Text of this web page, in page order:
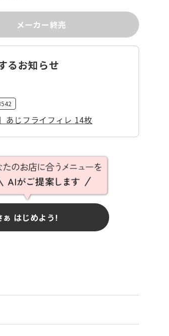
メーカー終売
るお知らせ
あじフライフィレ 14枚
ぁ はじめよう!